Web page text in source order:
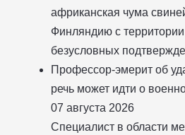
африканская чума
Финляндию с
безусловных
Профессор-эмерит об
речь может идти о
07 августа 2026
Специалист в области